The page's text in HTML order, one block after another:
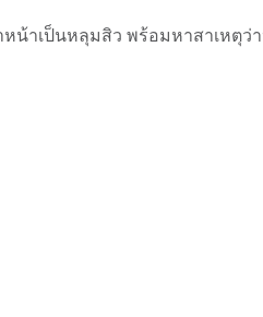
าเป็นหลุมสิว พร้อมหาสาเหตุว่